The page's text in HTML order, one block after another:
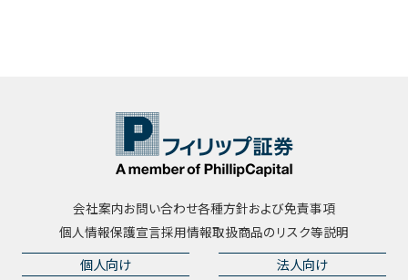
会社案内お問い合わせ各種方針および免責事項
個人情報保護宣言採用情報取扱商品のリスク等説明
個人向け 法人向け